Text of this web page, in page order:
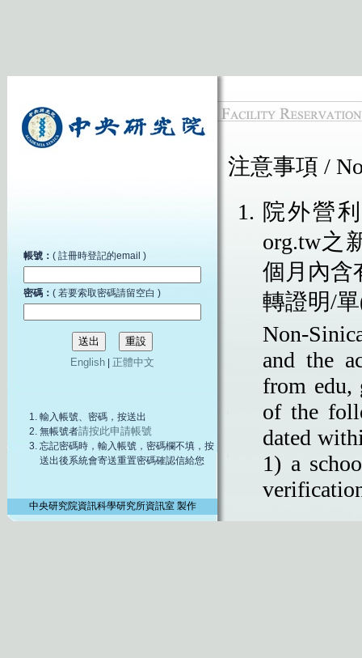
帳號： ( 註冊時登記的email )
密碼： ( 若要索取密碼請留空白 )
English 正體中文
輸入帳號、密碼，按送出
無帳號者請按此申請帳號
忘記密碼時，輸入帳號，密碼欄不填，按
送出後系統會寄送重置密碼確認信給您
中央研究院資訊科學研究所資訊室 製作